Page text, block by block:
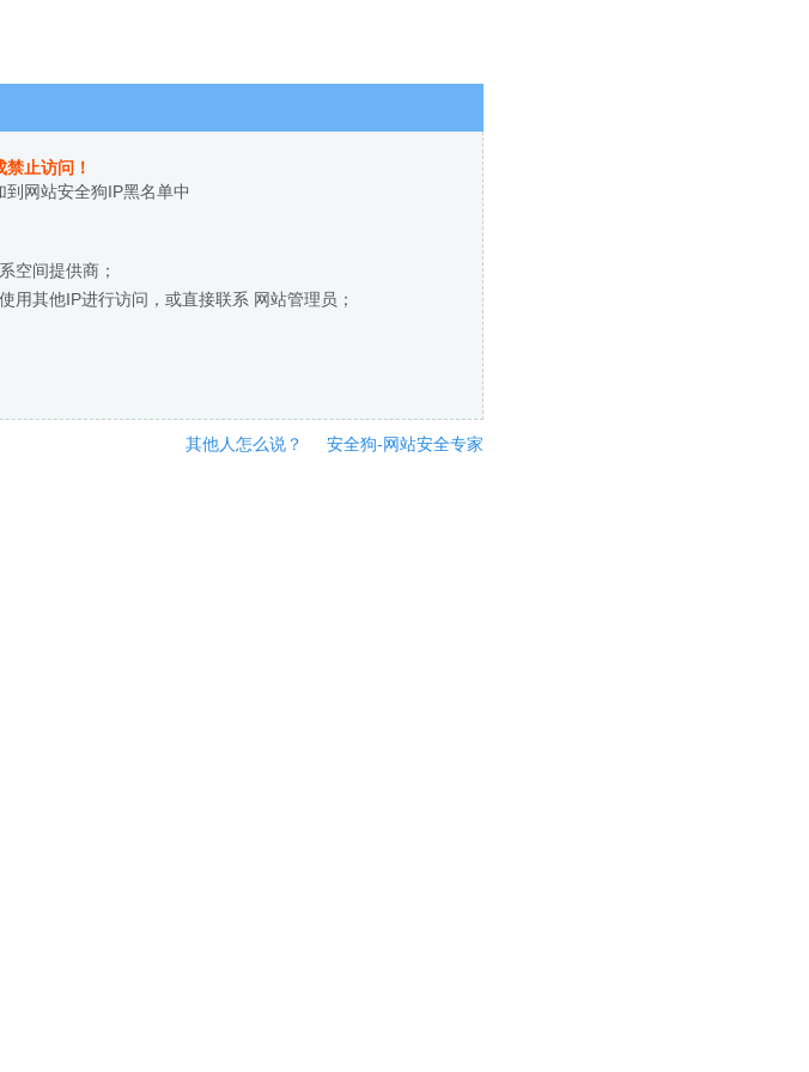
止访问！
网站安全狗IP黑名单中
空间提供商；
用其他IP进行访问，或直接联系 网站管理员；
其他人怎么说？ 安全狗-网站安全专家